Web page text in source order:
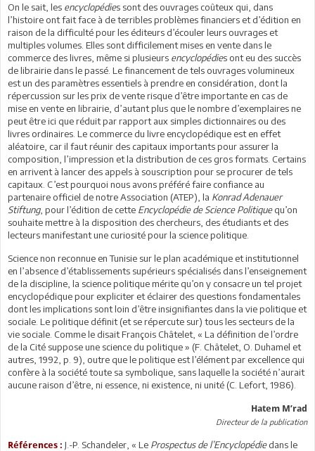
On le sait, les encyclopédies sont des ouvrages coûteux qui, dans
l’histoire ont fait face à de terribles problèmes financiers et d’édition en
raison de la difficulté pour les éditeurs d’écouler leurs ouvrages et
multiples volumes. Elles sont difficilement mises en vente dans le
commerce des livres, même si plusieurs encyclopédies ont eu des succès
de librairie dans le passé. Le financement de tels ouvrages volumineux
est un des paramètres essentiels à prendre en considération, dont la
répercussion sur les prix de vente risque d’être importante en cas de
mise en vente en librairie, d’autant plus que le nombre d’exemplaires ne
peut être ici que réduit par rapport aux simples dictionnaires ou des
livres ordinaires. Le commerce du livre encyclopédique est en effet
aléatoire, car il faut réunir des capitaux importants pour assurer la
composition, l’impression et la distribution de ces gros formats. Certains
en arrivent à lancer des appels à souscription pour se procurer de tels
capitaux. C’est pourquoi nous avons préféré faire confiance au
partenaire officiel de notre Association (ATEP), la Konrad Adenauer
Stiftung, pour l’édition de cette Encyclopédie de Science Politiquequ’on
souhaite mettre à la disposition des chercheurs, des étudiants et des
lecteurs manifestant une curiosité pour la science politique.
Science non reconnue en Tunisie sur le plan académique et institutionnel
en l’absence d’établissements supérieurs spécialisés dans l’enseignement
de la discipline, la science politique mérite qu’on y consacre un tel projet
encyclopédique pour expliciter et éclairer des questions fondamentales
dont les implications sont loin d’être insignifiantes dans la vie politique et
sociale. Le politique définit (et se répercute sur) tous les secteurs de la
vie sociale. Comme le disait François Châtelet, « La définition de l’ordre
de la Cité suppose une science du politique » (F. Châtelet, O. Duhamel et
autres, 1992, p. 9), outre que le politique est l’élément par excellence qui
confère à la société toute sa symbolique, sans laquelle la société n’aurait
aucune raison d’être, ni essence, ni existence, ni unité (C. Lefort, 1986).
Hatem M’rad
Directeur de la publication
Références : J.-P. Schandeler, « Le Prospectus de l’Encyclopédiedans le